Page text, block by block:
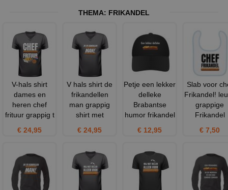
THEMA: FRIKANDEL
V-hals shirt
dames en
heren chef
frituur grappig t
€ 24,95
V hals shirt de
frikandellen
man grappig
shirt met
€ 24,95
Petje een lekker
delleke
Brabantse
humor frikandel
€ 12,95
Slab voor
Frikandel!
grappige
Frikandel
€ 7,50